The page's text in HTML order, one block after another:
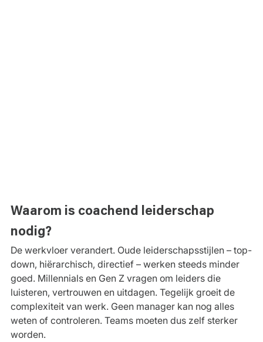
Waarom is coachend leiderschap
nodig?
De werkvloer verandert. Oude leiderschapsstijlen – top-
down, hiërarchisch, directief – werken steeds minder
goed. Millennials en Gen Z vragen om leiders die
luisteren, vertrouwen en uitdagen. Tegelijk groeit de
complexiteit van werk. Geen manager kan nog alles
weten of controleren. Teams moeten dus zelf sterker
worden.